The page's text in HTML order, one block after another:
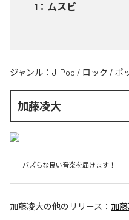
1 ： ムスビ
ジャンル： J-Pop / ロック / ポ
加藤凌大
バズらな良い音楽を届けます！
加藤凌大の他のリリース： 加